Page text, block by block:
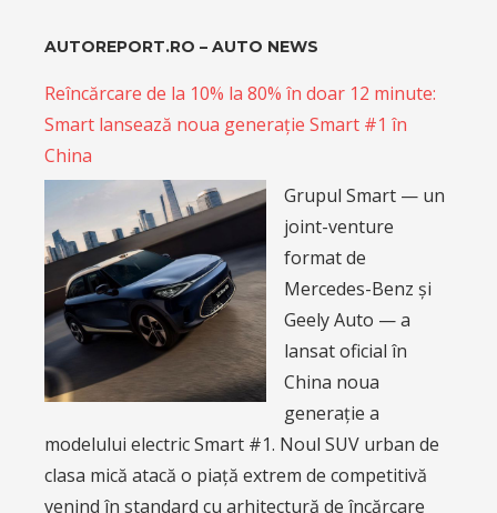
AUTOREPORT.RO – AUTO NEWS
Reîncărcare de la 10% la 80% în doar 12 minute:
Smart lansează noua generație Smart #1 în
China
Grupul Smart — un
joint-venture
format de
Mercedes-Benz și
Geely Auto — a
lansat oficial în
China noua
generație a
modelului electric Smart #1. Noul SUV urban de
clasa mică atacă o piață extrem de competitivă
venind în standard cu arhitectură de încărcare